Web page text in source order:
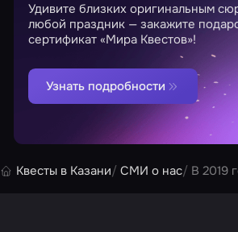
Удивите близких оригинальным
любой праздник — закажите
сертификат «Мира Квестов»!
Узнать подробности
Квесты в Казани СМИ о нас В 2019